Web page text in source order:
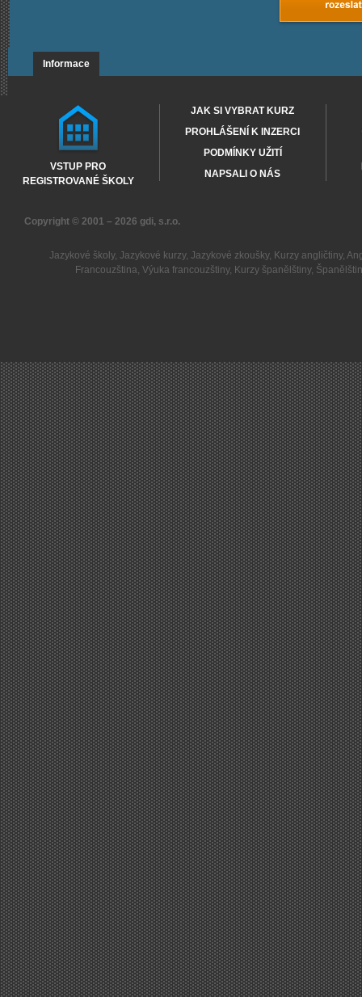
Informace
VSTUP PRO
REGISTROVANÉ ŠKOLY
JAK SI VYBRAT KURZ
PROHLÁŠENÍ K INZERCI
PODMÍNKY UŽITÍ
NAPSALI O NÁS
Copyright © 2001 – 2026 gdi, s.r.o.
Jazykové školy, Jazykové kurzy, Jazykové zkoušky, Kurzy angličtiny,
Francouzština,Výuka francouzštiny, Kurzy španělštiny,